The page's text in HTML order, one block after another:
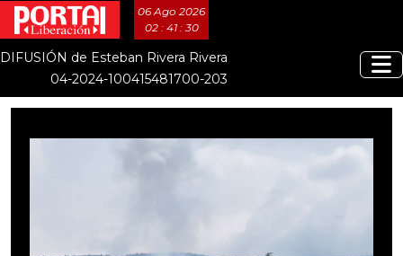
06 Ago 2026
02 : 41 : 32
DIFUSIÓN de Esteban Rivera Rivera
04-2024-100415481700-203